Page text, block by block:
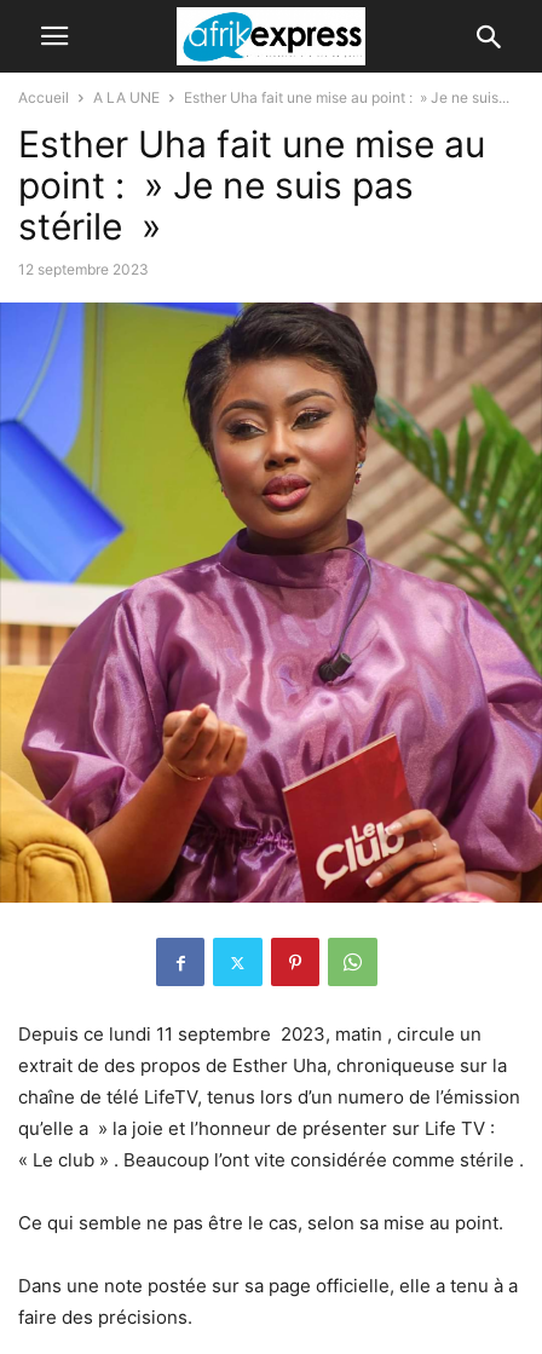
Accueil A LA UNE Esther Uha fait une mise au point : » Je ne suis...
Esther Uha fait une mise au
point : » Je ne suis pas
stérile »
12 septembre 2023
Depuis ce lundi 11 septembre 2023, matin , circule un
extrait de des propos de Esther Uha, chroniqueuse sur la
chaîne de télé LifeTV, tenus lors d’un numero de l’émission
qu’elle a » la joie et l’honneur de présenter sur Life TV :
« Le club » . Beaucoup l’ont vite considérée comme stérile .
Ce qui semble ne pas être le cas, selon sa mise au point.
Dans une note postée sur sa page officielle, elle a tenu à a
faire des précisions.